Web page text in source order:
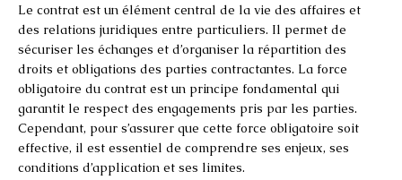
Le contrat est un élément central de la vie des affaires et
des relations juridiques entre particuliers. Il permet de
sécuriser les échanges et d’organiser la répartition des
droits et obligations des parties contractantes. La force
obligatoire du contrat est un principe fondamental qui
garantit le respect des engagements pris par les parties.
Cependant, pour s’assurer que cette force obligatoire soit
effective, il est essentiel de comprendre ses enjeux, ses
conditions d’application et ses limites.